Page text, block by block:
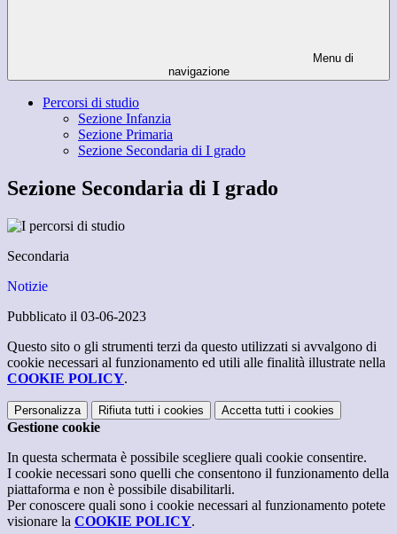
Menu di
navigazione
Percorsi di studio
Sezione Infanzia
Sezione Primaria
Sezione Secondaria di I grado
Sezione Secondaria di I grado
Secondaria
Notizie
Pubblicato il 03-06-2023
Questo sito o gli strumenti terzi da questo utilizzati si avvalgono di
cookie necessari al funzionamento ed utili alle finalità illustrate nella
COOKIE POLICY.
Personalizza Rifiuta tutti i cookies Accetta tutti i cookies
Gestione cookie
In questa schermata è possibile scegliere quali cookie consentire.
I cookie necessari sono quelli che consentono il funzionamento della
piattaforma e non è possibile disabilitarli.
Per conoscere quali sono i cookie necessari al funzionamento potete
visionare la COOKIE POLICY.